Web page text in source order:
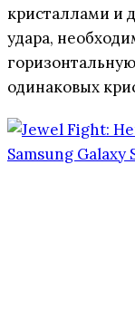
кристаллами и
удара,
одинаковых